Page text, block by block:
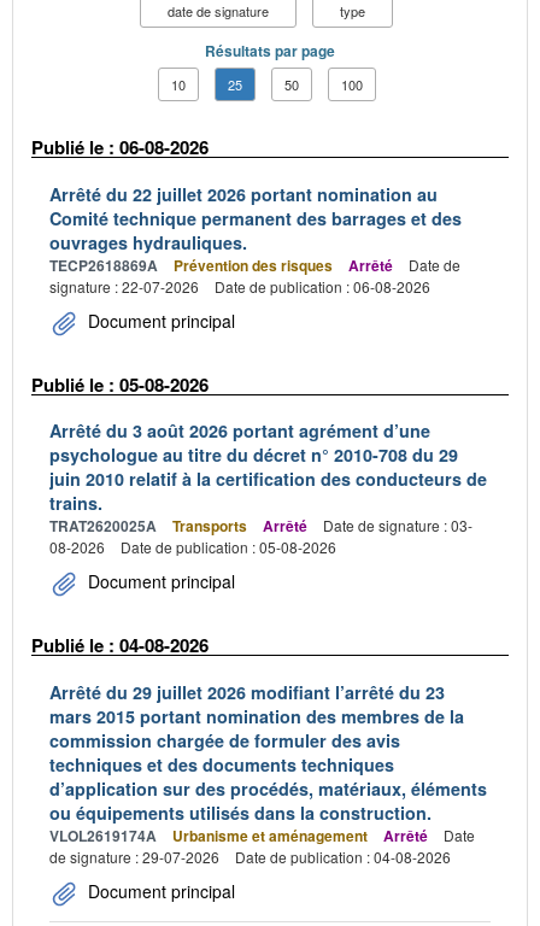
date de signature
type
Résultats par page
10 25 50 100
Publié le : 06-08-2026
Arrêté du 22 juillet 2026 portant nomination au
Comité technique permanent des barrages et des
ouvrages hydrauliques.
TECP2618869A Prévention des risques Arrêté
Date de
signature : 22-07-2026
Date de publication : 06-08-2026
Document principal
Publié le : 05-08-2026
Arrêté du 3 août 2026 portant agrément d’une
psychologue au titre du décret n° 2010-708 du 29
juin 2010 relatif à la certification des conducteurs de
trains.
TRAT2620025A Transports Arrêté
Date de signature : 03-
08-2026
Date de publication : 05-08-2026
Document principal
Publié le : 04-08-2026
Arrêté du 29 juillet 2026 modifiant l’arrêté du 23
mars 2015 portant nomination des membres de la
commission chargée de formuler des avis
techniques et des documents techniques
d’application sur des procédés, matériaux, éléments
ou équipements utilisés dans la construction.
VLOL2619174A Urbanisme et aménagement Arrêté
Date
de signature : 29-07-2026
Date de publication : 04-08-2026
Document principal